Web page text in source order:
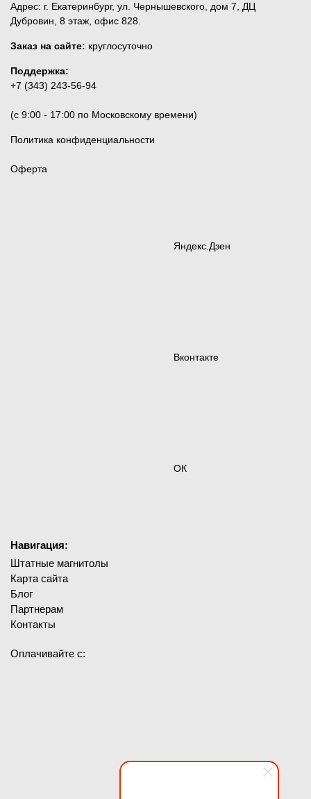
Адрес: г. Екатеринбург, ул. Чернышевского, дом 7, ДЦ
Дубровин, 8 этаж, офис 828.
Заказ на сайте: круглосуточно
Поддержка:
+7 (343) 243-56-94
(c 9:00 - 17:00 по Московскому времени)
Политика конфиденциальности
Оферта
Яндекс.Дзен
Вконтакте
ОК
Навигация:
Штатные магнитолы
Карта сайта
Блог
Партнерам
Контакты
Оплачивайте с: